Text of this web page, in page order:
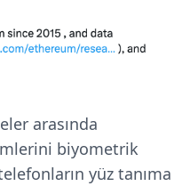
arasında
biyometrik
yüz tanıma